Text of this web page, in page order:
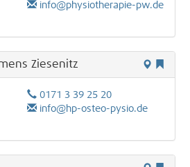
info@physiotherapie-pw.de
Ziesenitz
0171 3 39 25 20
info@hp-osteo-pysio.de